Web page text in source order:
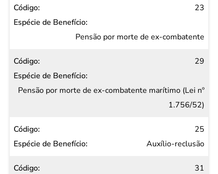
23
Pensão por morte de ex-combatente
29
Pensão por morte de ex-combatente marítimo (Lei nº
1.756/52)
25
Auxílio-reclusão
31